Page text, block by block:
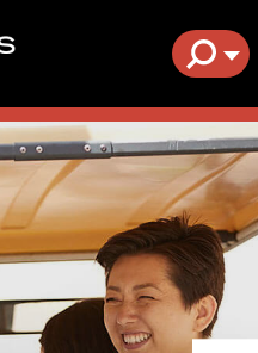
人ポジションをご確認くだ
求人